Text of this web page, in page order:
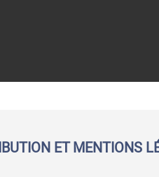
ET MENTIONS